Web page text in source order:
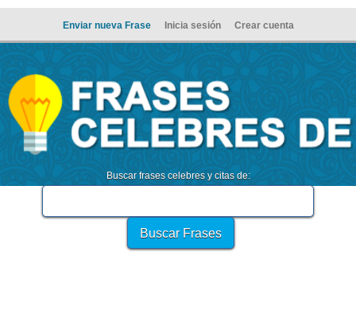
Enviar nueva Frase Inicia sesión Crear cuenta
Buscar frases celebres y citas de: